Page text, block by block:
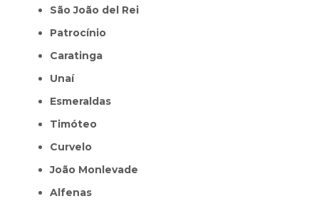
São João del Rei
Patrocínio
Caratinga
Unaí
Esmeraldas
Timóteo
Curvelo
João Monlevade
Alfenas